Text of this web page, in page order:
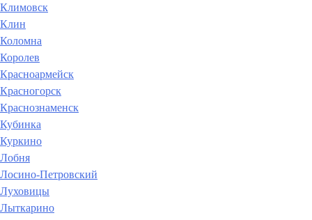
Климовск
Клин
Коломна
Королев
Красноармейск
Красногорск
Краснознаменск
Кубинка
Куркино
Лобня
Лосино-Петровский
Луховицы
Лыткарино